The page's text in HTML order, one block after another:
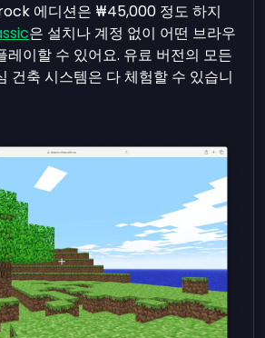
에디션은 ₩45,000 정도 하지
은 설치나 계정 없이 어떤 브라우
레이할 수 있어요. 유료 버전의 모든
건축 시스템은 다 체험할 수 있습니